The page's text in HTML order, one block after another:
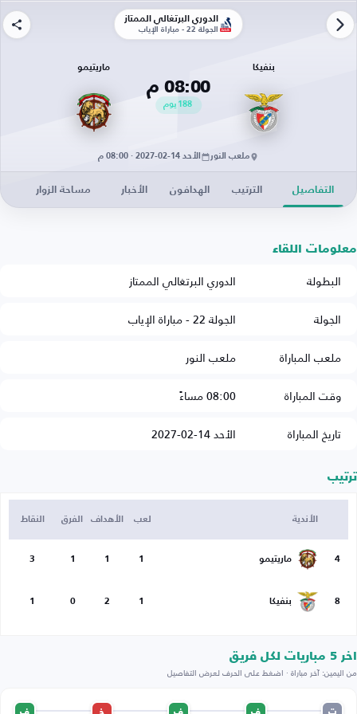
الدوري البرتغالي الممتاز
الجولة 22 - مباراة الإياب
بنفيكا
08:00 م
188 يوم
ماريتيمو
ملعب النور الأحد 14-02-2027 · 08:00 م
التفاصيل الترتيب الهدافون الأخبار مساحة الزوار
معلومات اللقاء
البطولة
الدوري البرتغالي الممتاز
الجولة
الجولة 22 - مباراة الإياب
ملعب المباراة
ملعب النور
وقت المباراة
08:00 مساءً
تاريخ المباراة
الأحد 14-02-2027
ترتيب
الأندية لعب الأهداف الفرق النقاط
4 ماريتيمو 1
1
1
3
8 بنفيكا 1
2
0
1
اخر 5 مباريات لكل فريق
من اليمين: آخر مباراة · اضغط على الحرف لعرض التفاصيل